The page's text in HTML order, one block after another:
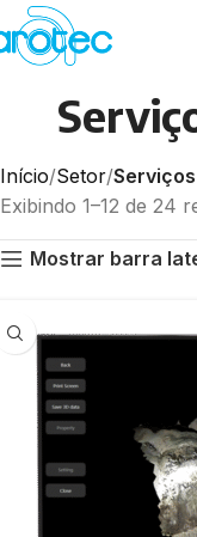
Início Setor
Exibindo 1–12 de 24
Mostrar barra